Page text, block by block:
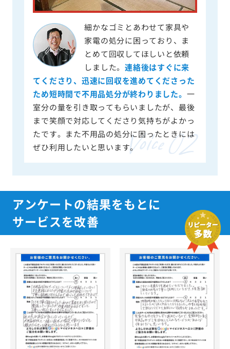
細かなゴミとあわせて家具や
家電の処分に困っており、ま
とめて回収してほしいと依頼
しました。連絡後はすぐに来
てくださり、迅速に回収を進めてくださった
ため短時間で不用品処分が終わりました。 一
室分の量を引き取ってもらいましたが、最後
まで笑顔で対応してくださり気持ちがよかっ
たです。また不用品の処分に困ったときには
ぜひ利用したいと思います。
アンケートの結果をもとに
サービスを改善